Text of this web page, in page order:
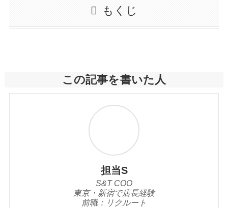
もくじ
この記事を書いた人
担当S
S&T COO
東京・新宿で店長経験
前職：リクルート